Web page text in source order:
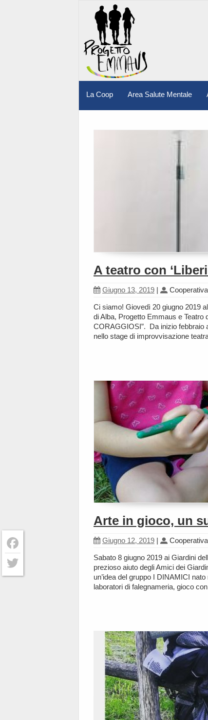
La Coop Area Salute Mentale
A teatro con
Giugno 13, 2019 |
Ci siamo! Giovedì 20 giugno 2019
di Alba, Progetto Emmaus e Teatro
CORAGGIOSI”. Da inizio febbraio
nello stage di improvvisazione
Arte in gioco, un
Giugno 12, 2019 |
Sabato 8 giugno 2019 ai Giardini
prezioso aiuto degli Amici dei
un’idea del gruppo I DINAMICI
laboratori di falegnameria, gioco
Facebook
Twitter